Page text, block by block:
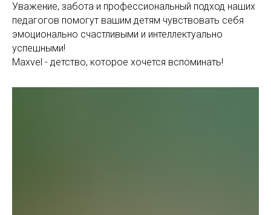
Уважение, забота и профессиональный подход наших
педагогов помогут вашим детям чувствовать себя
эмоционально счастливыми и интеллектуально
успешными!
Maxvel - детство, которое хочется вспоминать!